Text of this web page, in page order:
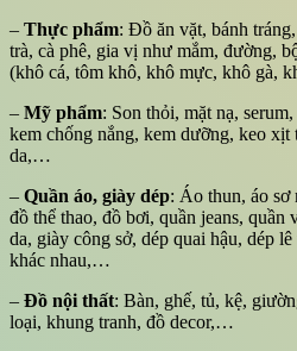
– Thực phẩm: Đồ ăn vặt, bánh
trà, cà phê, gia vị như mắm, đường,
(khô cá, tôm khô, khô mực, khô gà,
– Mỹ phẩm: Son thỏi, mặt nạ,
kem chống nắng, kem dưỡng, keo xịt
da,…
– Quần áo, giày dép: Áo thun, áo sơ
đồ thể thao, đồ bơi, quần jeans, quần
da, giày công sở, dép quai hậu, dép
khác nhau,…
– Đồ nội thất: Bàn, ghế, tủ, kệ,
loại, khung tranh, đồ decor,…